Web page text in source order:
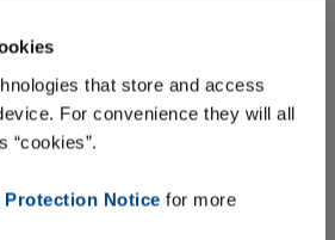
that store and access
For convenience they will all
“cookies”.
Protection Notice for more